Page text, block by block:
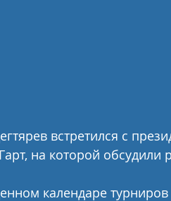
встретился с
на которой обсудили
календаре